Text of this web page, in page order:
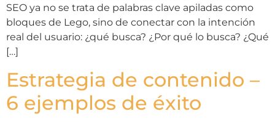
SEO ya no se trata de palabras clave apiladas como
bloques de Lego, sino de conectar con la intención
real del usuario: ¿qué busca? ¿Por qué lo busca? ¿Qué
[…]
Estrategia de contenido –
6 ejemplos de éxito